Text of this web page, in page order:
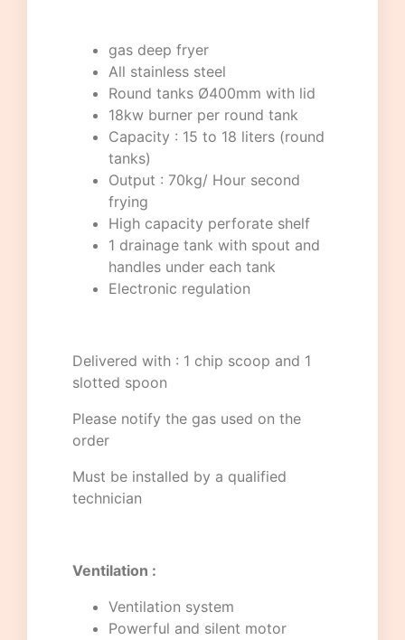
gas deep fryer
All stainless steel
Round tanks Ø400mm with lid
18kw burner per round tank
Capacity : 15 to 18 liters (round
tanks)
Output : 70kg/ Hour second
frying
High capacity perforate shelf
1 drainage tank with spout and
handles under each tank
Electronic regulation
Delivered with : 1 chip scoop and 1
slotted spoon
Please notify the gas used on the
order
Must be installed by a qualified
technician
Ventilation :
Ventilation system
Powerful and silent motor